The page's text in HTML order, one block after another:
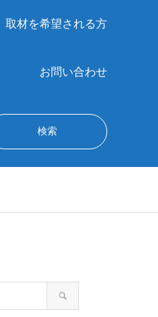
取材を希望される方
お問い合わせ